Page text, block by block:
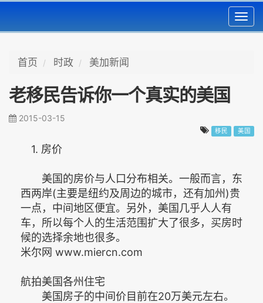
首页 时政 美加新闻
老移民告诉你一个真实的美国
2015-03-15
移民 美国
1. 房价
美国的房价与人口分布相关。一般而言，东
西两岸(主要是纽约及周边的城市，还有加州)贵
一点，中间地区便宜。另外，美国几乎人人有
车，所以每个人的生活范围扩大了很多，买房时
候的选择余地也很多。
米尔网 www.miercn.com
航拍美国各州住宅
美国房子的中间价目前在20万美元左右。